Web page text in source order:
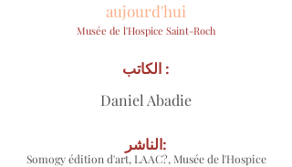
aujourd'hui
Musée de l'Hospice Saint-Roch
Daniel Abadie
الكاتب :
Somogy édition d'art, LAAC?, Musée de l'Hospice
الناشر: